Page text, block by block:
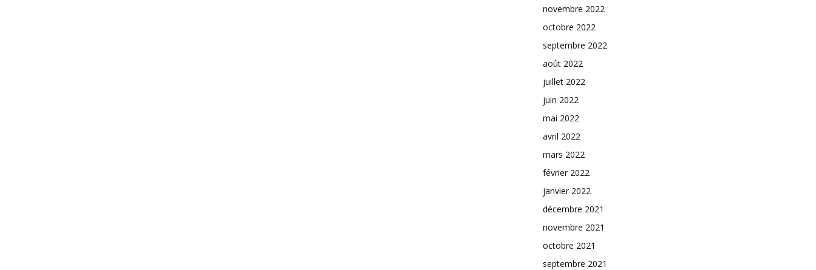
novembre 2022
octobre 2022
septembre 2022
août 2022
juillet 2022
juin 2022
mai 2022
avril 2022
mars 2022
février 2022
janvier 2022
décembre 2021
novembre 2021
octobre 2021
septembre 2021